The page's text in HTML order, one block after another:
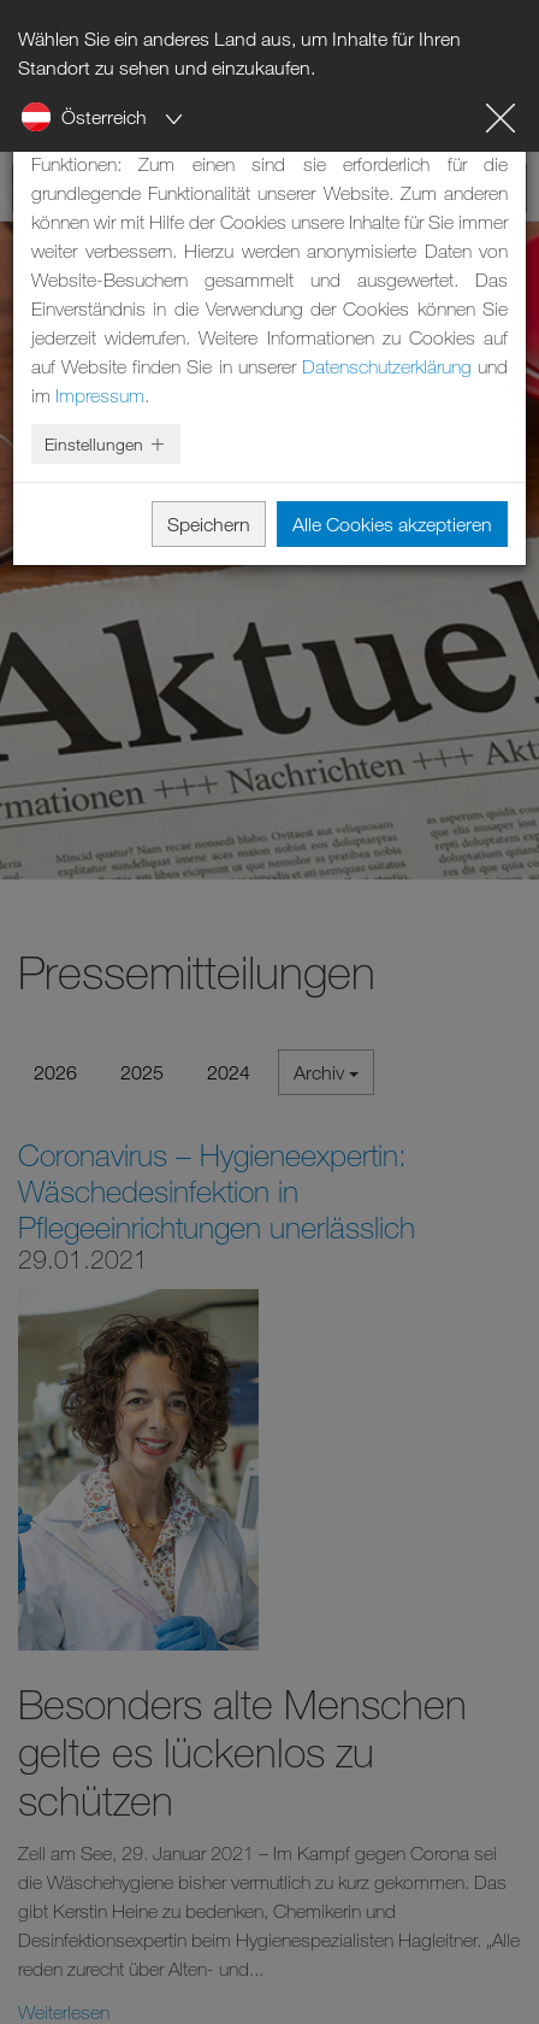
Wählen Sie ein anderes Land aus, um Inhalte für Ihren
Standort zu sehen und einzukaufen.
Österreich
Pressemitteilungen
2026 2025 2024 Archiv
Coronavirus – Hygieneexpertin:
Wäschedesinfektion in
Pflegeeinrichtungen unerlässlich
29.01.2021
Besonders alte Menschen
gelte es lückenlos zu
schützen
Zell am See, 29. Januar 2021 – Im Kampf gegen Corona sei
die Wäschehygiene bisher vermutlich zu kurz gekommen. Das
gibt Kerstin Heine zu bedenken, Chemikerin und
Desinfektionsexpertin beim Hygienespezialisten Hagleitner. „Alle
reden zurecht über Alten- und...
Weiterlesen
Hinweis zu Cookies
Unsere Webseite verwendet Cookies. Diese haben zwei
Funktionen: Zum einen sind sie erforderlich für die
grundlegende Funktionalität unserer Website. Zum anderen
können wir mit Hilfe der Cookies unsere Inhalte für Sie immer
weiter verbessern. Hierzu werden anonymisierte Daten von
Website-Besuchern gesammelt und ausgewertet. Das
Einverständnis in die Verwendung der Cookies können Sie
jederzeit widerrufen. Weitere Informationen zu Cookies auf
auf Website finden Sie in unserer Datenschutzerklärung und
im Impressum.
Einstellungen
Speichern Alle Cookies akzeptieren